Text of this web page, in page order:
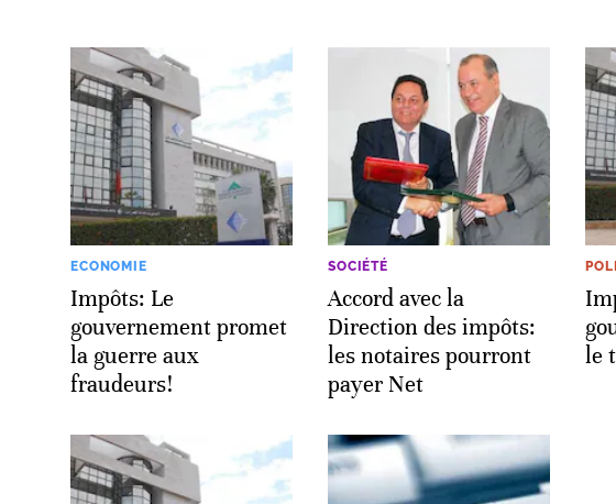
ECONOMIE
Impôts: Le
gouvernement promet
la guerre aux
fraudeurs!
SOCIÉTÉ
Accord avec la
Direction des impôts:
les notaires pourront
payer Net
le